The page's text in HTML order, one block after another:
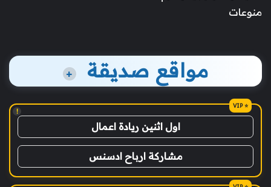
منوعات
مواقع صديقة +
!
اول اثنين ريادة اعمال
مشاركة ارباح ادسنس